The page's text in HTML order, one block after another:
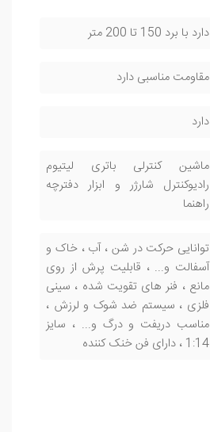
دارد با برد 150 تا 200 متر
مقاومت مناسبی دارد
دارد
ماشین کنترلی باتری لیتیوم
رادیوکنترل شارژر و ابزار دفترچه
راهنما
توانایی حرکت در شن ، آب ، خاک و
آسفالت و... ، قابلیت پرش از روی
مانع ، فنر های تقویت شده ، سینی
فلزی ، سیستم ضد شوک و لرزش ،
مناسب دریفت و درگ و... ، سایز
1:14 ، دارای فن خنک کننده